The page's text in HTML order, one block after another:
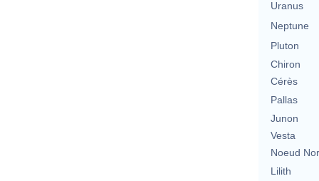
Uranus
Neptune
Pluton
Chiron
Cérès
Pallas
Junon
Vesta
Noeud
Lilith